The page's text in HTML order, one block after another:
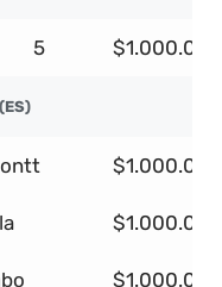
5 $1.000.000
$1.000.000
$1.000.000
$1.000.000